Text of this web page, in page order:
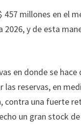
457 millones en el
y de esta
en donde se hace
las reservas, en
contra una fuerte
un gran stock